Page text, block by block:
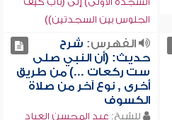
الجلوس بين السجدتين))
الفهرس: شرح
حديث: (أن النبي صلى
ست ركعات ...) من طريق
أخرى , نوع آخر من صلاة
الكسوف
للشيخ: عبد المحسن العباد